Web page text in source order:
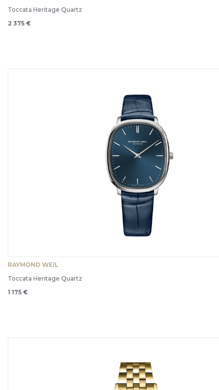
Toccata Heritage Quartz
2 375 €
RAYMOND WEIL
Toccata Heritage Quartz
1 175 €